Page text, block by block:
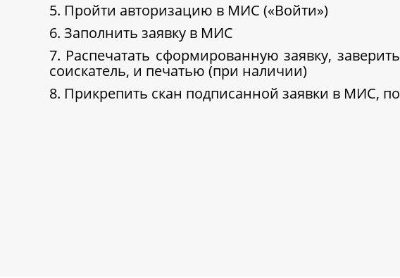
5. Пройти авторизацию в МИС («Войти»)
6. Заполнить заявку в МИС
7. Распечатать сформированную заявку,
соискатель, и печатью (при наличии)
8. Прикрепить скан подписанной заявки в МИС,